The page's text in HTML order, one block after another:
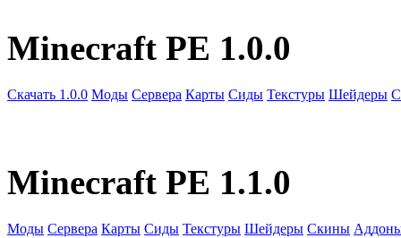
Minecraft PE 1.0.0
Скачать 1.0.0 Моды Сервера Карты Сиды Текстуры Шейдеры
Minecraft PE 1.1.0
Моды Сервера Карты Сиды Текстуры Шейдеры Скины